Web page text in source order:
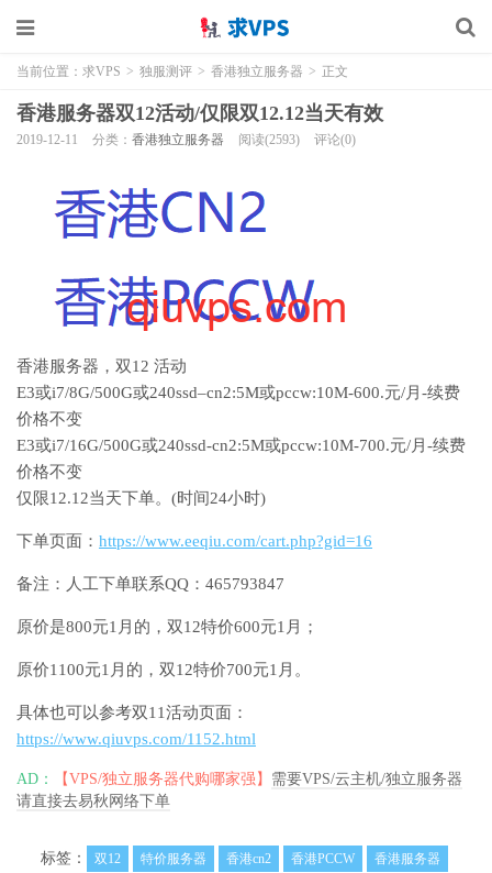
当前位置： 求VPS > 独服测评 > 香港独立服务器 > 正文
香港服务器双12活动/仅限双12.12当天有效
2019-12-11 分类： 香港独立服务器 阅读(2593) 评论(0)
香港服务器，双12 活动
E3或i7/8G/500G或240ssd–cn2:5M或pccw:10M-600.元/月-续费
价格不变
E3或i7/16G/500G或240ssd-cn2:5M或pccw:10M-700.元/月-续费
价格不变
仅限12.12当天下单。(时间24小时)
下单页面： https://www.eeqiu.com/cart.php?gid=16
备注：人工下单联系QQ：465793847
原价是800元1月的，双12特价600元1月；
原价1100元1月的，双12特价700元1月。
具体也可以参考双11活动页面：
https://www.qiuvps.com/1152.html
AD： 【VPS/独立服务器代购哪家强】 需要VPS/云主机/独立服务器
请直接去易秋网络下单
标签： 双12 特价服务器 香港cn2 香港PCCW 香港服务器